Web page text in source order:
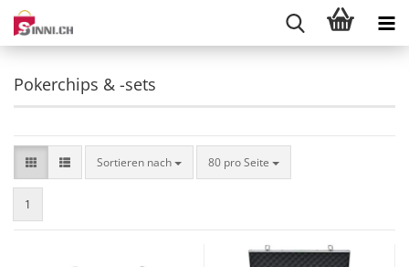
Pokerchips & -sets
Sortieren nach
Sortieren nach 80 pro Seite
pro Seite
1